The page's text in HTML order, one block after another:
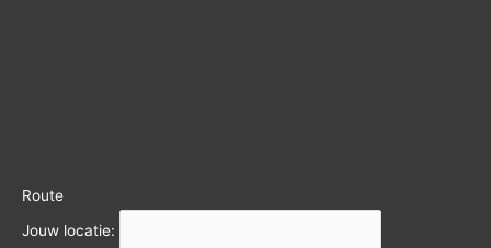
Route
Jouw locatie: